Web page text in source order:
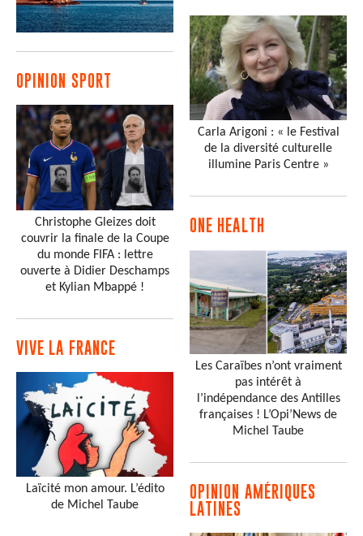
OPINION SPORT
Christophe Gleizes doit
couvrir la finale de la Coupe
du monde FIFA : lettre
ouverte à Didier Deschamps
et Kylian Mbappé !
VIVE LA FRANCE
Laïcité mon amour. L’édito
de Michel Taube
Carla Arigoni : « le Festival
de la diversité culturelle
illumine Paris Centre »
ONE HEALTH
Les Caraïbes n’ont vraiment
pas intérêt à
l’indépendance des Antilles
françaises ! L’Opi’News de
Michel Taube
OPINION AMÉRIQUES
LATINES